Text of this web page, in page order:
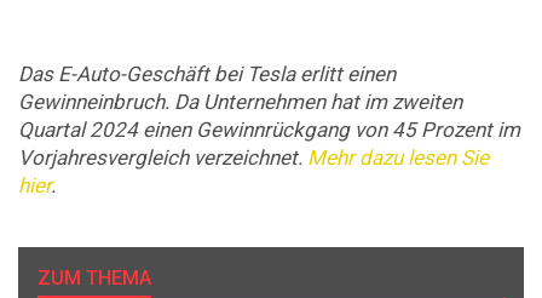
Das E-Auto-Geschäft bei Tesla erlitt einen
Gewinneinbruch. Da Unternehmen hat im zweiten
Quartal 2024 einen Gewinnrückgang von 45 Prozent im
Vorjahresvergleich verzeichnet. Mehr dazu lesen Sie
hier.
ZUM THEMA